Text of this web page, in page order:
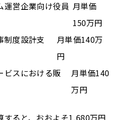
運営企業向け役員 月単価
150万円
制度設計支
月単価140万
円
ビスにおける販
月単価140
万円